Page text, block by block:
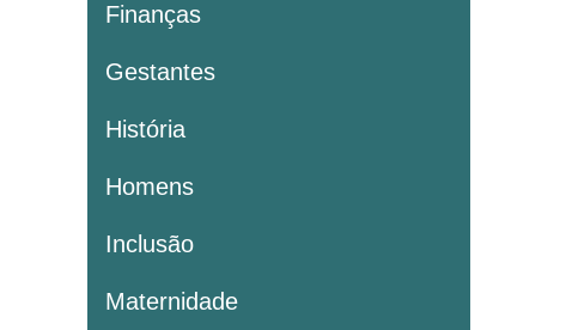
Finanças
Gestantes
História
Homens
Inclusão
Maternidade